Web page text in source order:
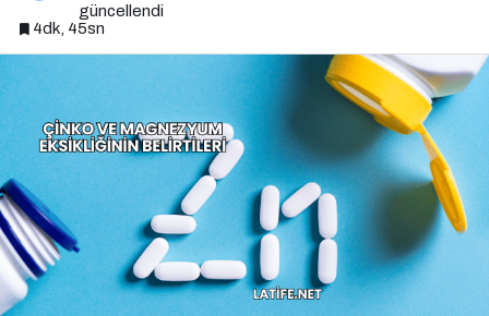
güncellendi
4dk, 45sn